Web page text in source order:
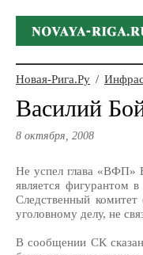
Новая-Рига.Ру /
Василий
8 октября, 2008
Не успел глава «ВФП»
является фигурантом
Следственный
уголовному делу, не
В сообщении СК